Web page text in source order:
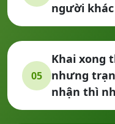
người
05
Khai xong
nhưng
nhận thì